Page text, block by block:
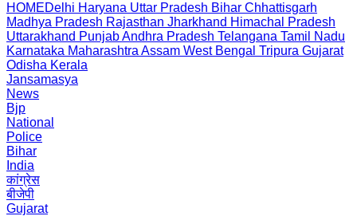
HOMEDelhi Haryana Uttar Pradesh Bihar Chhattisgarh
Madhya Pradesh Rajasthan Jharkhand Himachal Pradesh
Uttarakhand PunjabAndhra Pradesh Telangana Tamil Nadu
Karnataka Maharashtra Assam West Bengal Tripura Gujarat
Odisha Kerala
Jansamasya
News
Bjp
National
Police
Bihar
India
कांग्रेस
बीजेपी
Gujarat